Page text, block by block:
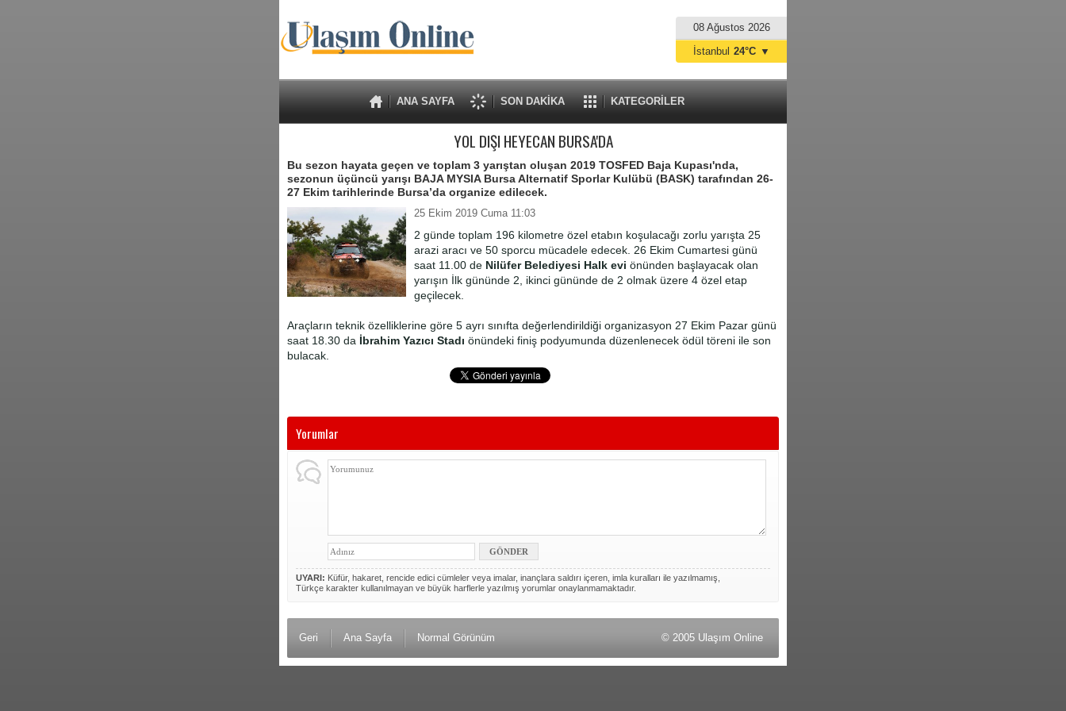
08 Ağustos 2026
ANA SAYFA SON DAKİKA KATEGORİLER
İstanbul 24°C ▼
YOL DIŞI HEYECAN BURSA'DA
Bu sezon hayata geçen ve toplam 3 yarıştan oluşan 2019 TOSFED Baja Kupası'nda,
sezonun üçüncü yarışı BAJA MYSIA Bursa Alternatif Sporlar Kulübü (BASK) tarafından 26-
27 Ekim tarihlerinde Bursa’da organize edilecek.
25 Ekim 2019 Cuma 11:03
2 günde toplam 196 kilometre özel etabın koşulacağı zorlu yarışta 25
arazi aracı ve 50 sporcu mücadele edecek. 26 Ekim Cumartesi günü
saat 11.00 de Nilüfer Belediyesi Halk evi önünden başlayacak olan
yarışın İlk gününde 2, ikinci gününde de 2 olmak üzere 4 özel etap
geçilecek.
Araçların teknik özelliklerine göre 5 ayrı sınıfta değerlendirildiği organizasyon 27 Ekim Pazar günü
saat 18.30 da İbrahim Yazıcı Stadı önündeki finiş podyumunda düzenlenecek ödül töreni ile son
bulacak.
Yorumlar
UYARI: Küfür, hakaret, rencide edici cümleler veya imalar, inançlara saldırı içeren, imla kuralları ile yazılmamış,
Türkçe karakter kullanılmayan ve büyük harflerle yazılmış yorumlar onaylanmamaktadır.
Geri Ana Sayfa Normal Görünüm © 2005 Ulaşım Online